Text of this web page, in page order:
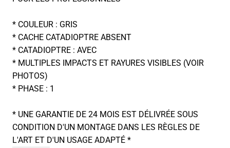
* COULEUR : GRIS
* CACHE CATADIOPTRE ABSENT
* CATADIOPTRE : AVEC
* MULTIPLES IMPACTS ET RAYURES VISIBLES (VOIR
PHOTOS)
* PHASE : 1
* UNE GARANTIE DE 24 MOIS EST DÉLIVRÉE SOUS
CONDITION D'UN MONTAGE DANS LES RÈGLES DE
L'ART ET D'UN USAGE ADAPTÉ *